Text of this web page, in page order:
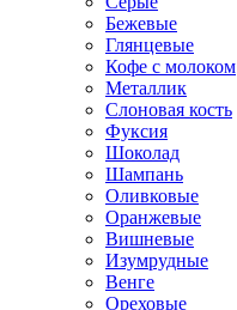
Бежевые
Глянцевые
Кофе с молоком
Металлик
Слоновая кость
Фуксия
Шоколад
Шампань
Оливковые
Оранжевые
Вишневые
Изумрудные
Венге
Ореховые